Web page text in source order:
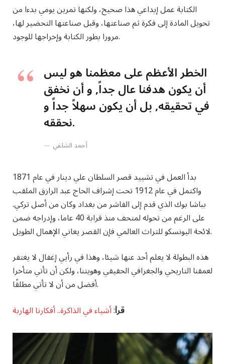
الكتابة عمل إبداعي هذا صحيح، ولكنها تمرين يومي بدءا من
تحويل المادة إلى فكرة ثم صناعتها، وقبل صناعتها التحضير لها،
مرورا بطور الكتابة وإخراجها للوجود.
الخطر الأعظم على معظمنا هو ليس
أن يكون هدفنا عال جداً, و أن نخفق
في تحقيقه, بل أن يكون سهلاً جداً و
نحققه.
أحمد الشلفي
بدأ العمل في تشييد قصر السلطان علي دينار في عام 1871
واكتمل في عام 1912 تحت إشراف الحاج عبد الرازق الملقب
بباشا بوك الذي قدم إلى الفاشر من بغداد وكان من أصل تركي.
على الرغم من تحوله لمتحف منذ قرابة 40 عاما، وإدراجه ضمن
لائحة اليونسكو للتراث العالمي فإن القصر يعاني الإهمال الطويل.
هذه البطولة لا يعلم أحد عنها شيئا، وهذا في رأيي إغفال لا يغتفر
لعمقنا التاريخي والجغرافي الحقيقي وهويتنا، ولكن أن تأتي متأخرا
أفضل من أن لا تأتي مطلقًا.
قرأ:أشياء في الذاكرة.. أفكارنا الهاربة